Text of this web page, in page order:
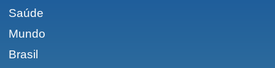
Saúde
Mundo
Brasil